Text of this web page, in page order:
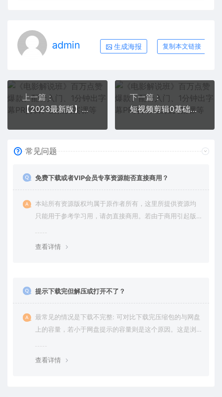
admin 生成海报 复制本文链接
上一篇：
【2023最新版】新手7天·快速起号：dou+投放运营实操课（40节视频课）
下一篇：
短视频剪辑0基础到精通PR速成教学：最快可两小时学会（8节视频课程）
常见问题
免费下载或者VIP会员专享资源能否直接商用？
本站所有资源版权均属于原作者所有，这里所提供资源均
只能用于参考学习用，请勿直接商用。若由于商用引起版
查看详情
提示下载完但解压或打开不了？
最常见的情况是下载不完整: 可对比下载完压缩包的与网盘
上的容量，若小于网盘提示的容量则是这个原因。这是浏
查看详情